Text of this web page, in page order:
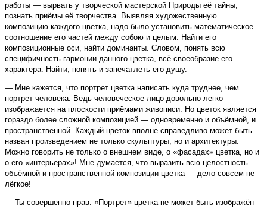
работы — вырвать у творческой мастерской Природы её тайны,
познать приёмы её творчества. Выявляя художественную
композицию каждого цветка, надо было установить математическое
соотношение его частей между собою и целым. Найти его
композиционные оси, найти доминанты. Словом, понять всю
специфичность гармонии данного цветка, всё своеобразие его
характера. Найти, понять и запечатлеть его душу.
— Мне кажется, что портрет цветка написать куда труднее, чем
портрет человека. Ведь человеческое лицо довольно легко
изображается на плоскости приёмами живописи. Но цветок является
гораздо более сложной композицией — одновременно и объёмной, и
пространственной. Каждый цветок вполне справедливо может быть
назван произведением не только скульптуры, но и архитектуры.
Можно говорить не только о внешнем виде, о «фасадах» цветка, но и
о его «интерьерах»! Мне думается, что выразить всю целостность
объёмной и пространственной композиции цветка — дело совсем не
лёгкое!
— Ты совершенно прав. «Портрет» цветка не может быть изображён